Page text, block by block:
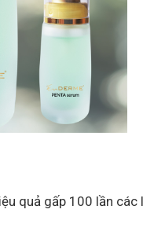
quả gấp 100 lần các